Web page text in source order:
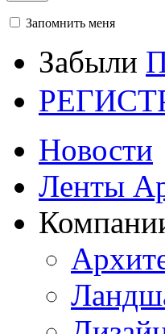
Запомнить меня
Забыли
Новости
Ленты